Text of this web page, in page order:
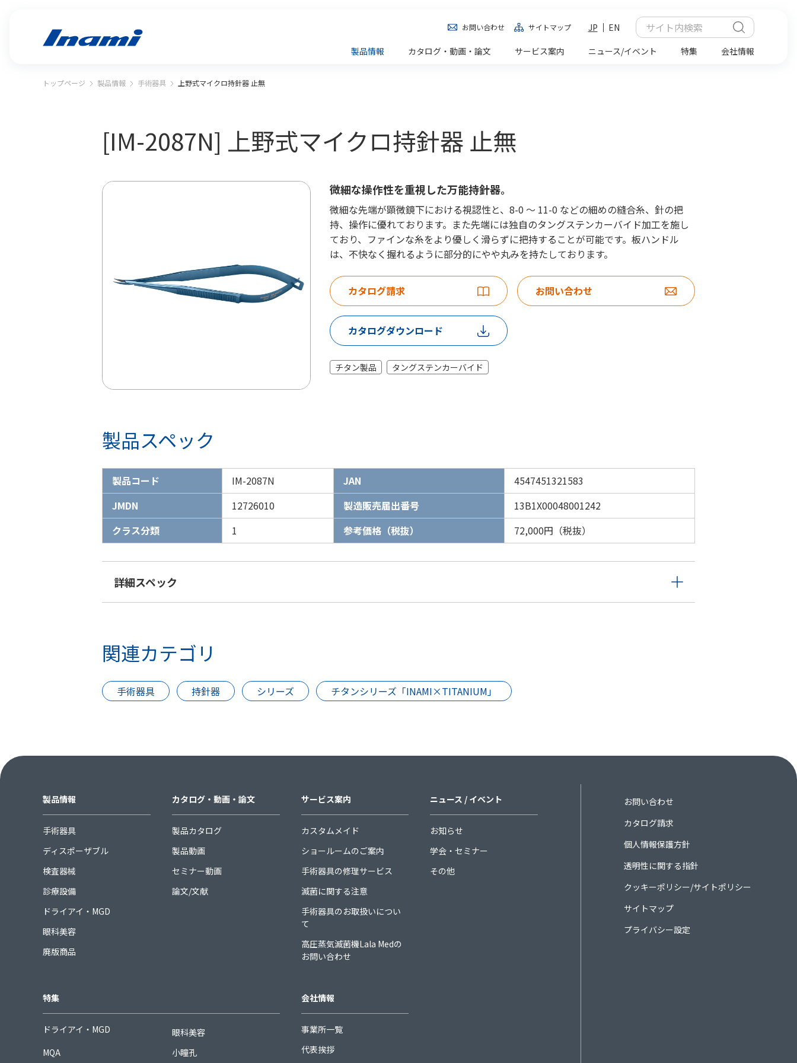
お問い合わせ サイトマップ JP
EN
製品情報
カタログ・動画・論文 サービス案内 ニュース/イベント 特集 会社情報
トップページ 製品情報 手術器具 上野式マイクロ持針器 止無
[IM-2087N] 上野式マイクロ持針器 止無
微細な操作性を重視した万能持針器。
微細な先端が顕微鏡下における視認性と、8-0 〜 11-0 などの細めの縫合糸、針の把
持、操作に優れております。また先端には独自のタングステンカーバイド加工を施し
ており、ファインな糸をより優しく滑らずに把持することが可能です。板ハンドル
は、不快なく握れるように部分的にやや丸みを持たしております。
カタログ請求 お問い合わせ
カタログダウンロード
チタン製品 タングステンカーバイド
製品スペック
製品コード IM-2087N JAN
4547451321583
JMDN
12726010 製造販売届出番号
13B1X00048001242
クラス分類
1 参考価格（税抜） 72,000円（税抜）
詳細スペック
関連カテゴリ
手術器具 持針器 シリーズ チタンシリーズ「INAMI×TITANIUM」
製品情報
手術器具
ディスポーザブル
検査器械
診療設備
ドライアイ・MGD
眼科美容
廃版商品
カタログ・動画・論文
製品カタログ
製品動画
セミナー動画
論文/文献
サービス案内
カスタムメイド
ショールームのご案内
手術器具の修理サービス
滅菌に関する注意
手術器具のお取扱いについ
て
高圧蒸気滅菌機Lala Medの
お問い合わせ
ニュース / イベント
お知らせ
学会・セミナー
その他
特集
ドライアイ・MGD
眼科美容
MQA
小瞳孔
会社情報
事業所一覧
代表挨拶
お問い合わせ
カタログ請求
個人情報保護方針
透明性に関する指針
クッキーポリシー/サイトポリシー
サイトマップ
プライバシー設定